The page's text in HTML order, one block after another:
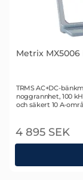
Metrix
Art. nr 1747
TRMS AC+DC-
noggrannhet, 100
och säkert 10 A-
4 895 SEK